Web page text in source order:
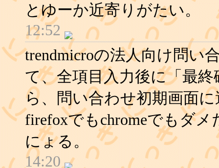
とゆーか近寄りがたい。
12:52
trendmicroの法人向け問い
て、全項目入力後に「最
ら、問い合わせ初期画面
firefoxでもchromeでもダ
にょる。
14:20